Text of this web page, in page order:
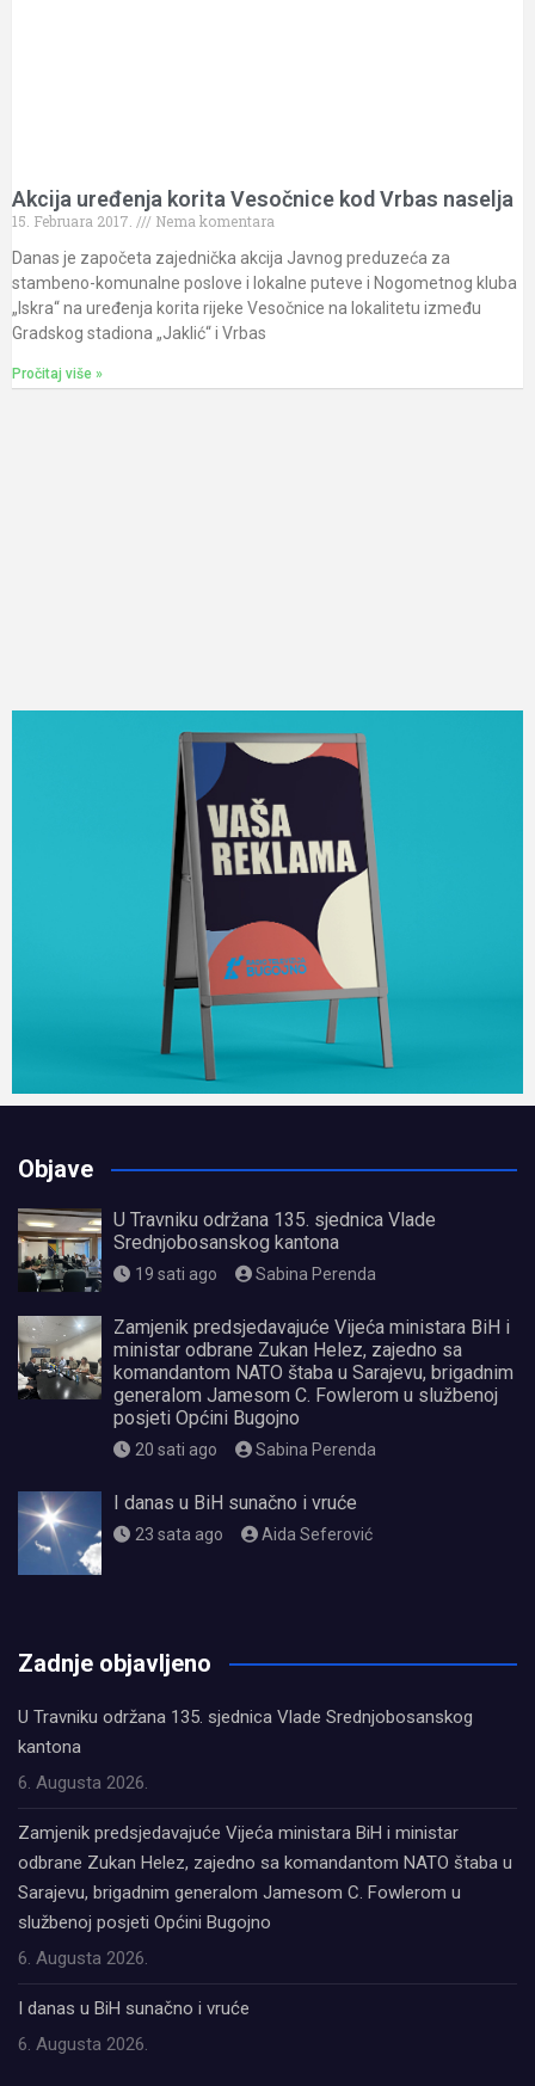
Akcija uređenja korita Vesočnice kod Vrbas naselja
15. Februara 2017.
Nema komentara
Danas je započeta zajednička akcija Javnog preduzeća za
stambeno-komunalne poslove i lokalne puteve i Nogometnog kluba
„Iskra“ na uređenja korita rijeke Vesočnice na lokalitetu između
Gradskog stadiona „Jaklić“ i Vrbas
Pročitaj više »
Objave
U Travniku održana 135. sjednica Vlade
Srednjobosanskog kantona
19 sati ago Sabina Perenda
Zamjenik predsjedavajuće Vijeća ministara BiH i
ministar odbrane Zukan Helez, zajedno sa
komandantom NATO štaba u Sarajevu, brigadnim
generalom Jamesom C. Fowlerom u službenoj
posjeti Općini Bugojno
20 sati ago Sabina Perenda
I danas u BiH sunačno i vruće
23 sata ago Aida Seferović
Zadnje objavljeno
U Travniku održana 135. sjednica Vlade Srednjobosanskog
kantona
6. Augusta 2026.
Zamjenik predsjedavajuće Vijeća ministara BiH i ministar
odbrane Zukan Helez, zajedno sa komandantom NATO štaba u
Sarajevu, brigadnim generalom Jamesom C. Fowlerom u
službenoj posjeti Općini Bugojno
6. Augusta 2026.
I danas u BiH sunačno i vruće
6. Augusta 2026.